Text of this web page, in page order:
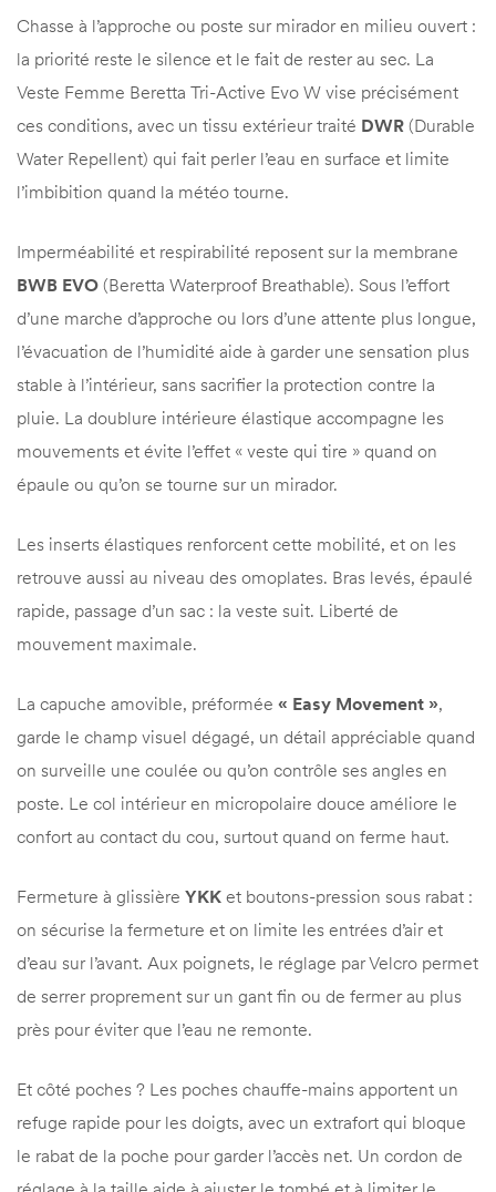
Chasse à l’approche ou poste sur mirador en milieu ouvert :
la priorité reste le silence et le fait de rester au sec. La
Veste Femme Beretta Tri-Active Evo W vise précisément
ces conditions, avec un tissu extérieur traité DWR (Durable
Water Repellent) qui fait perler l’eau en surface et limite
l’imbibition quand la météo tourne.
Imperméabilité et respirabilité reposent sur la membrane
BWB EVO (Beretta Waterproof Breathable). Sous l’effort
d’une marche d’approche ou lors d’une attente plus longue,
l’évacuation de l’humidité aide à garder une sensation plus
stable à l’intérieur, sans sacrifier la protection contre la
pluie. La doublure intérieure élastique accompagne les
mouvements et évite l’effet « veste qui tire » quand on
épaule ou qu’on se tourne sur un mirador.
Les inserts élastiques renforcent cette mobilité, et on les
retrouve aussi au niveau des omoplates. Bras levés, épaulé
rapide, passage d’un sac : la veste suit. Liberté de
mouvement maximale.
La capuche amovible, préformée « Easy Movement »,
garde le champ visuel dégagé, un détail appréciable quand
on surveille une coulée ou qu’on contrôle ses angles en
poste. Le col intérieur en micropolaire douce améliore le
confort au contact du cou, surtout quand on ferme haut.
Fermeture à glissière YKK et boutons-pression sous rabat :
on sécurise la fermeture et on limite les entrées d’air et
d’eau sur l’avant. Aux poignets, le réglage par Velcro permet
de serrer proprement sur un gant fin ou de fermer au plus
près pour éviter que l’eau ne remonte.
Et côté poches ? Les poches chauffe-mains apportent un
refuge rapide pour les doigts, avec un extrafort qui bloque
le rabat de la poche pour garder l’accès net. Un cordon de